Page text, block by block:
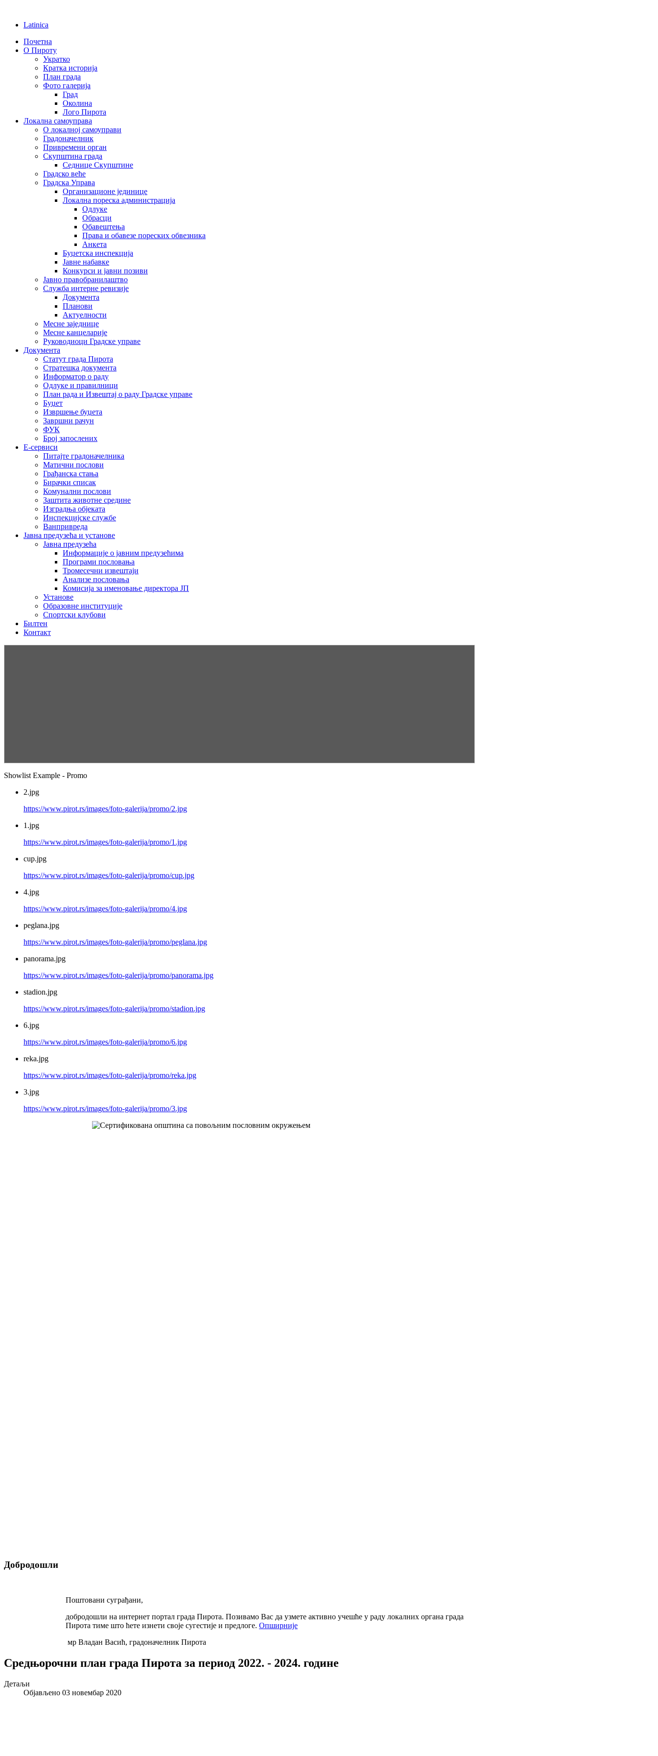
Latinica
Почетна
О Пироту
Укратко
Кратка историја
План града
Фото галерија
Град
Околина
Лого Пирота
Локална самоуправа
О локалној самоуправи
Градоначелник
Привремени орган
Скупштина града
Седнице Скупштине
Градско веће
Градска Управа
Организационе јединице
Локална пореска администрација
Одлуке
Обрасци
Обавештења
Права и обавезе пореских обвезника
Анкета
Буџетска инспекција
Јавне набавке
Конкурси и јавни позиви
Јавно правобранилаштво
Служба интерне ревизије
Документа
Планови
Актуелности
Месне заједнице
Месне канцеларије
Руководиоци Градске управе
Документа
Статут града Пирота
Стратешка документа
Информатор о раду
Одлуке и правилници
План рада и Извештај о раду Градске управе
Буџет
Извршење буџета
Завршни рачун
ФУК
Број запослених
E-сервиси
Питајте градоначелника
Матични послови
Грађанска стања
Бирачки списак
Комунални послови
Заштита животне средине
Изградња објеката
Инспекцијске службе
Ванпривреда
Јавна предузећа и установе
Јавна предузећа
Информације о јавним предузећима
Програми пословања
Тромесечни извештаји
Анализе пословања
Комисија за именовање директора ЈП
Установе
Образовне институције
Спортски клубови
Билтен
Контакт
Showlist Example - Promo
2.jpg
https://www.pirot.rs/images/foto-galerija/promo/2.jpg
1.jpg
https://www.pirot.rs/images/foto-galerija/promo/1.jpg
cup.jpg
https://www.pirot.rs/images/foto-galerija/promo/cup.jpg
4.jpg
https://www.pirot.rs/images/foto-galerija/promo/4.jpg
peglana.jpg
https://www.pirot.rs/images/foto-galerija/promo/peglana.jpg
panorama.jpg
https://www.pirot.rs/images/foto-galerija/promo/panorama.jpg
stadion.jpg
https://www.pirot.rs/images/foto-galerija/promo/stadion.jpg
6.jpg
https://www.pirot.rs/images/foto-galerija/promo/6.jpg
reka.jpg
https://www.pirot.rs/images/foto-galerija/promo/reka.jpg
3.jpg
https://www.pirot.rs/images/foto-galerija/promo/3.jpg
Добродошли
Поштовани суграђани,
добродошли на интернет портал града Пирота. Позивамо Вас да узмете активно учешће у раду локалних органа града
Пирота тиме што ћете изнети своје сугестије и предлоге. Опширније
мр Владан Васић, градоначелник Пирота
Средњорочни план града Пирота за период 2022. - 2024. године
Детаљи
Објављено 03 новембар 2020